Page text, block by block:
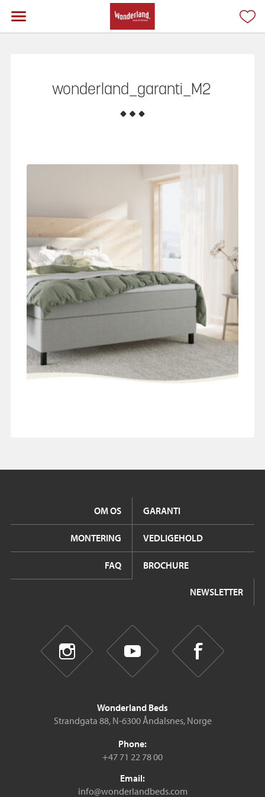
wonderland_garanti_M2
OM OS GARANTI
MONTERING VEDLIGEHOLD
FAQ BROCHURE
NEWSLETTER
Wonderland Beds
Strandgata 88, N-6300 Åndalsnes, Norge
Phone:
+47 71 22 78 00
Email:
info@wonderlandbeds.com